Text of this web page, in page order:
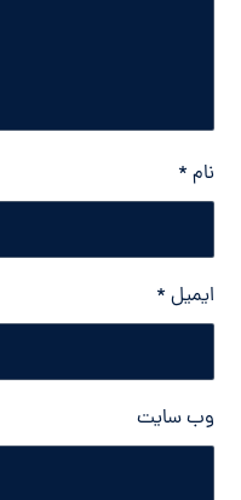
نام *
ایمیل *
وب‌ سایت